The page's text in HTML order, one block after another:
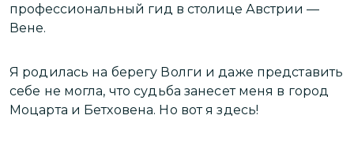
профессиональный гид в столице Австрии —
Вене.
Я родилась на берегу Волги и даже представить
себе не могла, что судьба занесет меня в город
Моцарта и Бетховена. Но вот я здесь!